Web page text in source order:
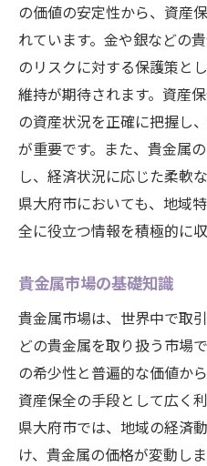
国際市場における
貴金属の価値をサ
市場の動向を読む貴
貴金属市場の最新
国際経済が貴金属
専門家の意見を活
市場予測をもとに
貴金属価格に影響
愛知県大府市で貴金属
地域での貴金属取
税制面での優遇措
大府市の貴金属取
地元の専門家から
地域ネットワーク
の価値の安定性から、資産
れています。金や銀などの
のリスクに対する保護策と
維持が期待されます。資産
の資産状況を正確に把握し
が重要です。また、貴金属
し、経済状況に応じた柔軟
県大府市においても、地域
全に役立つ情報を積極的に
貴金属市場の基礎知識
貴金属市場は、世界中で取
どの貴金属を取り扱う市場
の希少性と普遍的な価値か
資産保全の手段として広く
県大府市では、地域の経済
け、貴金属の価格が変動し